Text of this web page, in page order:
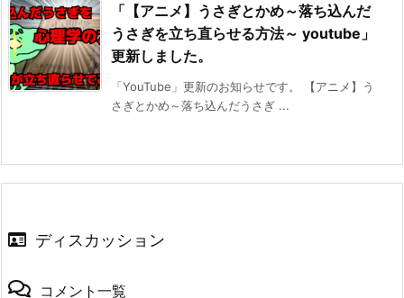
「【アニメ】うさぎとかめ～落ち込んだ
うさぎを立ち直らせる方法～ youtube」
更新しました。
「YouTube」更新のお知らせです。 【アニメ】う
さぎとかめ～落ち込んだうさぎ ...
ディスカッション
コメント一覧